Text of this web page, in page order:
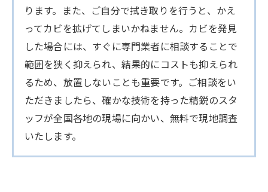
ります。また、ご自分で拭き取りを行うと、かえ
ってカビを拡げてしまいかねません。カビを発見
した場合には、すぐに専門業者に相談することで
範囲を狭く抑えられ、結果的にコストも抑えられ
るため、放置しないことも重要です。ご相談をい
ただきましたら、確かな技術を持った精鋭のスタ
ッフが全国各地の現場に向かい、無料で現地調査
いたします。